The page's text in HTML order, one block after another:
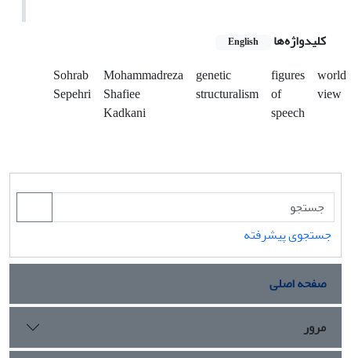
کلیدواژه‌ها English
Sohrab
Sepehri
Mohammadreza
Shafiee
Kadkani
genetic
structuralism
figures
of
speech
world
view
جستجوی پیشرفته
صفحه اصلی
مرور